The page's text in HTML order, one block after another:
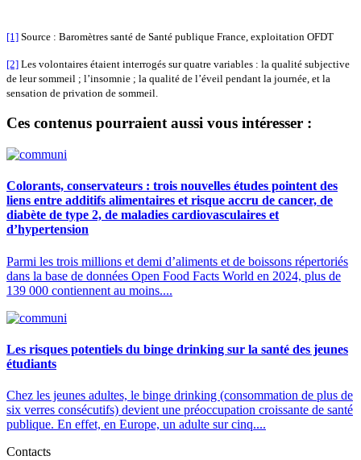
[1] Source : Baromètres santé de Santé publique France, exploitation OFDT
[2] Les volontaires étaient interrogés sur quatre variables : la qualité subjective
de leur sommeil ; l’insomnie ; la qualité de l’éveil pendant la journée, et la
sensation de privation de sommeil.
Ces contenus pourraient aussi vous intéresser :
Colorants, conservateurs : trois nouvelles études pointent des
liens entre additifs alimentaires et risque accru de cancer, de
diabète de type 2, de maladies cardiovasculaires et
d’hypertension
Parmi les trois millions et demi d’aliments et de boissons répertoriés
dans la base de données Open Food Facts World en 2024, plus de
139 000 contiennent au moins....
Les risques potentiels du binge drinking sur la santé des jeunes
étudiants
Chez les jeunes adultes, le binge drinking (consommation de plus de
six verres consécutifs) devient une préoccupation croissante de santé
publique. En effet, en Europe, un adulte sur cinq....
Contacts